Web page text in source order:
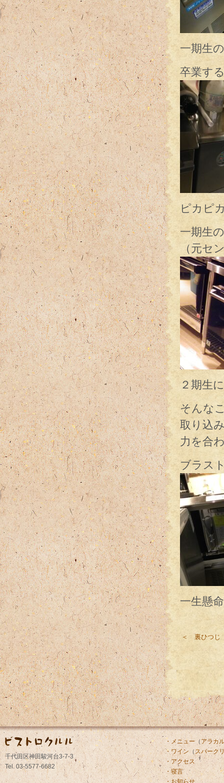
一期生
卒業す
ピカピ
一期生
（元セ
２期生
そんな
取り込
力を合
ブラス
一生懸
＜ 裏ひつじ
千代田区神田駿河台3-7-3
Tel. 03-5577-6682
・メニュー（ アラカ
・ワイン （スパーク
・アクセス
・寝言
・お知らせ